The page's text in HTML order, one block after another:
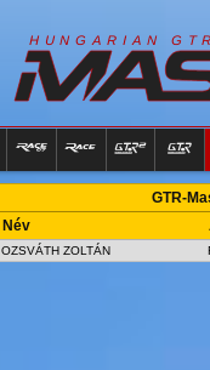
H U N G A R I A N G T
GTR-
Név
OZSVÁTH ZOLTÁN